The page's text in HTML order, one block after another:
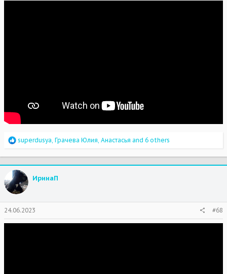
R
a
c
t
i
o
n
s
:
superdusya, Грачева Юлия, Анастасья and 6 others
ИринаП
24.06.2023 #68